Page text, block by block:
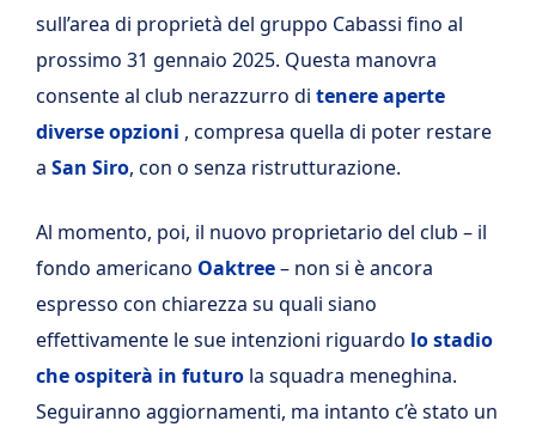
sull’area di proprietà del gruppo Cabassi fino al
prossimo 31 gennaio 2025. Questa manovra
consente al club nerazzurro di tenere aperte
diverse opzioni , compresa quella di poter restare
a San Siro, con o senza ristrutturazione.
Al momento, poi, il nuovo proprietario del club – il
fondo americano Oaktree– non si è ancora
espresso con chiarezza su quali siano
effettivamente le sue intenzioni riguardo lo stadio
che ospiterà in futuro la squadra meneghina.
Seguiranno aggiornamenti, ma intanto c’è stato un